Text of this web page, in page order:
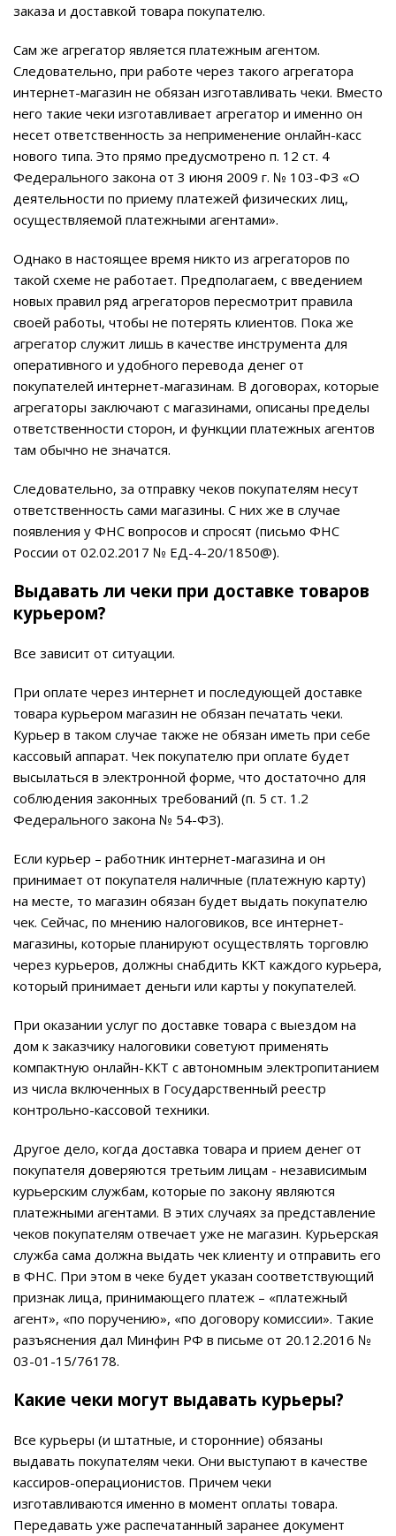
заказа и доставкой товара покупателю.
Сам же агрегатор является платежным агентом.
Следовательно, при работе через такого агрегатора
интернет-магазин не обязан изготавливать чеки. Вместо
него такие чеки изготавливает агрегатор и именно он
несет ответственность за неприменение онлайн-касс
нового типа. Это прямо предусмотрено п. 12 ст. 4
Федерального закона от 3 июня 2009 г. № 103-ФЗ «О
деятельности по приему платежей физических лиц,
осуществляемой платежными агентами».
Однако в настоящее время никто из агрегаторов по
такой схеме не работает. Предполагаем, с введением
новых правил ряд агрегаторов пересмотрит правила
своей работы, чтобы не потерять клиентов. Пока же
агрегатор служит лишь в качестве инструмента для
оперативного и удобного перевода денег от
покупателей интернет-магазинам. В договорах, которые
агрегаторы заключают с магазинами, описаны пределы
ответственности сторон, и функции платежных агентов
там обычно не значатся.
Следовательно, за отправку чеков покупателям несут
ответственность сами магазины. С них же в случае
появления у ФНС вопросов и спросят (письмо ФНС
России от 02.02.2017 № ЕД-4-20/1850@).
Выдавать ли чеки при доставке товаров
курьером?
Все зависит от ситуации.
При оплате через интернет и последующей доставке
товара курьером магазин не обязан печатать чеки.
Курьер в таком случае также не обязан иметь при себе
кассовый аппарат. Чек покупателю при оплате будет
высылаться в электронной форме, что достаточно для
соблюдения законных требований (п. 5 ст. 1.2
Федерального закона № 54-ФЗ).
Если курьер – работник интернет-магазина и он
принимает от покупателя наличные (платежную карту)
на месте, то магазин обязан будет выдать покупателю
чек. Сейчас, по мнению налоговиков, все интернет-
магазины, которые планируют осуществлять торговлю
через курьеров, должны снабдить ККТ каждого курьера,
который принимает деньги или карты у покупателей.
При оказании услуг по доставке товара с выездом на
дом к заказчику налоговики советуют применять
компактную онлайн-ККТ с автономным электропитанием
из числа включенных в Государственный реестр
контрольно-кассовой техники.
Другое дело, когда доставка товара и прием денег от
покупателя доверяются третьим лицам - независимым
курьерским службам, которые по закону являются
платежными агентами. В этих случаях за представление
чеков покупателям отвечает уже не магазин. Курьерская
служба сама должна выдать чек клиенту и отправить его
в ФНС. При этом в чеке будет указан соответствующий
признак лица, принимающего платеж – «платежный
агент», «по поручению», «по договору комиссии». Такие
разъяснения дал Минфин РФ в письме от 20.12.2016 №
03-01-15/76178.
Какие чеки могут выдавать курьеры?
Все курьеры (и штатные, и сторонние) обязаны
выдавать покупателям чеки. Они выступают в качестве
кассиров-операционистов. Причем чеки
изготавливаются именно в момент оплаты товара.
Передавать уже распечатанный заранее документ